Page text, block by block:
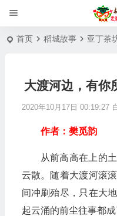
首页 稻城故事 亚丁茶
大渡河边，有你
2020年10月17日 00:19:27
作者：樊觅韵
从前高高在上的
云散。随着大渡河滚
间冲刷殆尽，只在大
起云涌的前尘往事都